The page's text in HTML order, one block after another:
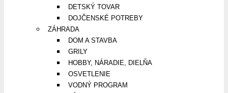
DETSKÝ TOVAR
DOJČENSKÉ POTREBY
ZÁHRADA
DOM A STAVBA
GRILY
HOBBY, NÁRADIE, DIELŇA
OSVETLENIE
VODNÝ PROGRAM